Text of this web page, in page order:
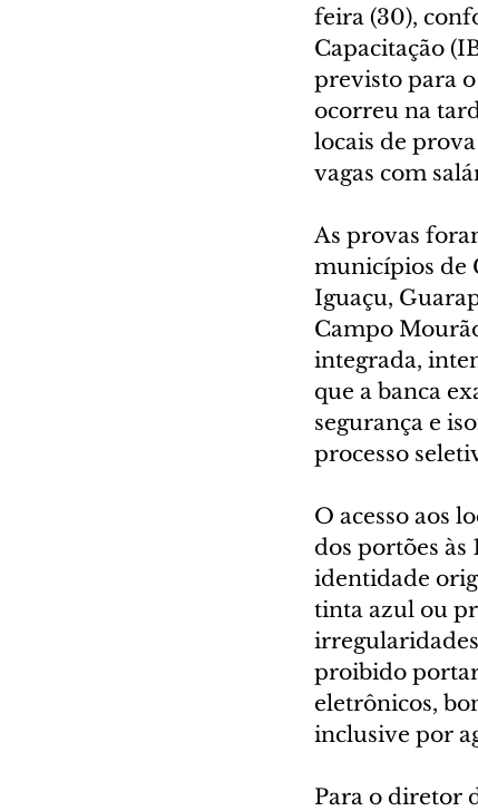
feira (30),
Capacitação
previsto para
ocorreu na
locais de
vagas com
As provas
municípios de
Iguaçu,
Campo
integrada,
que a banca
segurança e
processo
O acesso aos
dos portões às
identidade
tinta azul ou
proibido
eletrônicos,
inclusive por
Para o diretor